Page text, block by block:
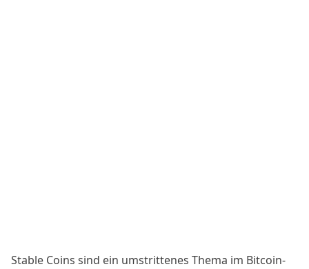
Stable Coins sind ein umstrittenes Thema im Bitcoin-